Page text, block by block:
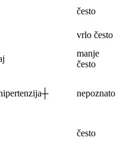
često
vrlo često
manje
često
nepoznato
često